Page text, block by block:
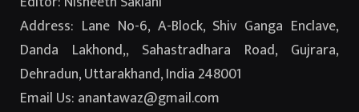
Address: Lane No-6, A-Block, Shiv Ganga Enclave,
Danda Lakhond,, Sahastradhara Road, Gujrara,
Dehradun, Uttarakhand, India 248001
Email Us: anantawaz@gmail.com